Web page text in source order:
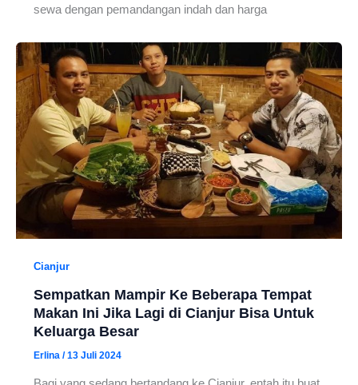
sewa dengan pemandangan indah dan harga
Cianjur
Sempatkan Mampir Ke Beberapa Tempat
Makan Ini Jika Lagi di Cianjur Bisa Untuk
Keluarga Besar
Erlina /13 Juli 2024